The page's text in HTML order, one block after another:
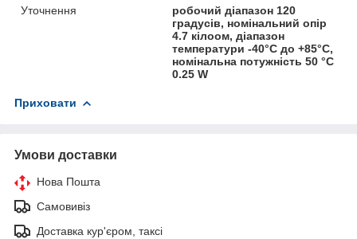
Уточнення
робочий діапазон 120
градусів, номінальний опір
4.7 кілоом, діапазон
температури -40°C до +85°C,
номінальна потужність 50 °C
0.25 W
Приховати
Умови доставки
Нова Пошта
Самовивіз
Доставка кур'єром, таксі